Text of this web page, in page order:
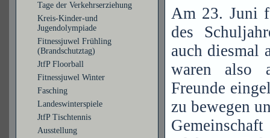
Tage der Verkehrserziehung
Kreis-Kinder-und
Jugendolympiade
Fitnessjuwel Frühling
(Brandschutztag)
JtfP Floorball
Fitnessjuwel Winter
Fasching
Landeswinterspiele
JtfP Tischtennis
Ausstellung
Am 23. Juni
des
auch diesmal
waren also
Freunde
zu bewegen